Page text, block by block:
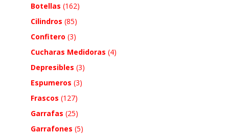
Botellas (162)
Cilindros (85)
Confitero (3)
Cucharas Medidoras (4)
Depresibles (3)
Espumeros (3)
Frascos (127)
Garrafas (25)
Garrafones (5)